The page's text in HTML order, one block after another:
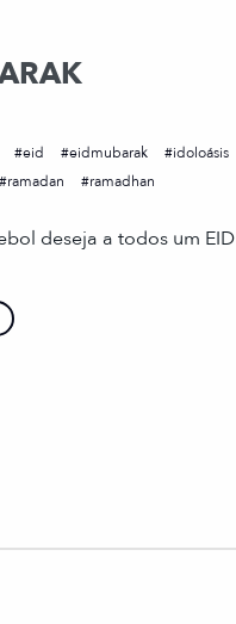
eid eidmubarak
idoloásis
ramadan ramadhan
deseja a todos um EID